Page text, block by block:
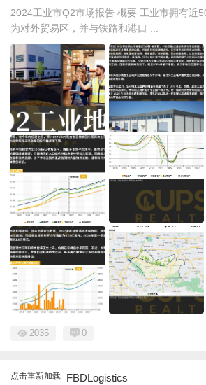
2024工业市Q2市场报告 概要 工业市拥有近
为对外贸易区，并与铁路和港口 ...
2035 0
点击重新加载 FBDLogistics